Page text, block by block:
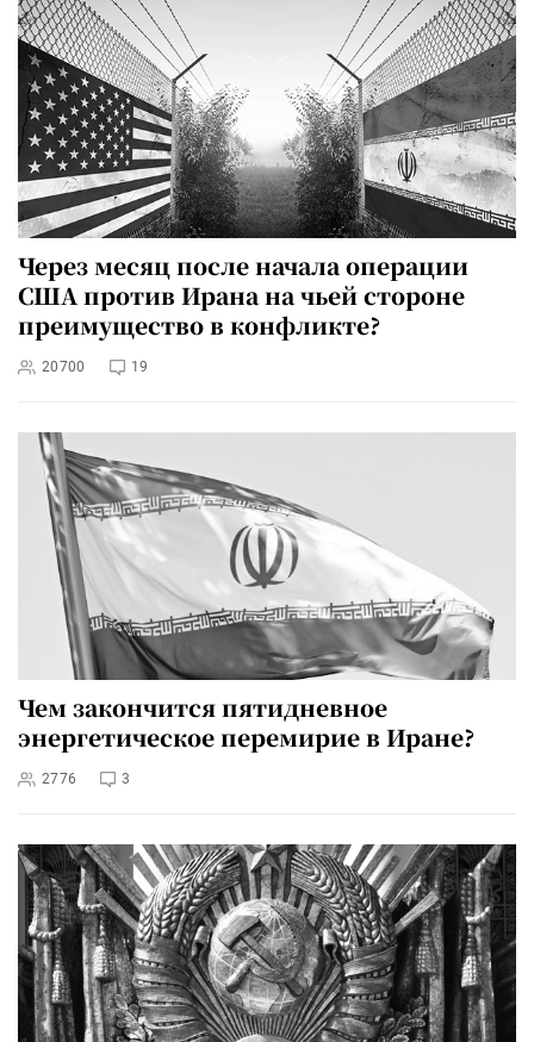
Через месяц после начала операции
США против Ирана на чьей стороне
преимущество в конфликте?
20700 19
Чем закончится пятидневное
энергетическое перемирие в Иране?
2776 3